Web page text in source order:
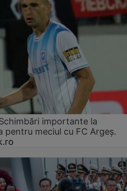
importante la
pentru meciul cu FC Argeş.